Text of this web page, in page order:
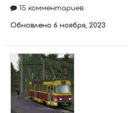
15 комментариев
Обновлено 6 ноября, 2023